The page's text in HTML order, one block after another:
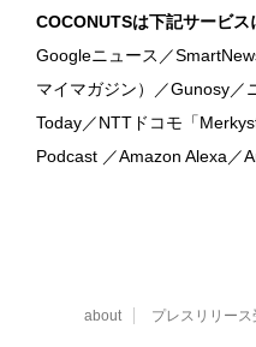
COCONUTSは下記サービス
Googleニュース／
マイマガジン）／Gunosy／
Today／NTTドコモ「
Podcast ／Amazon Alexa／
about プレスリリース